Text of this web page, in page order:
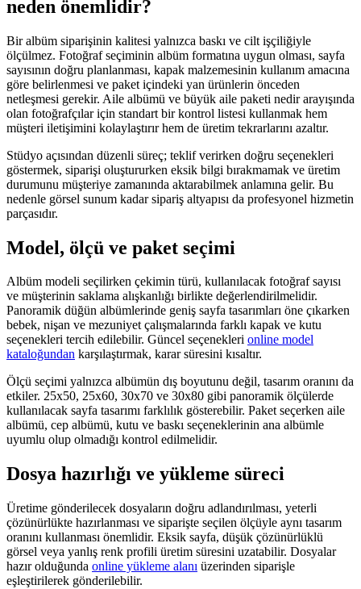
neden önemlidir?
Bir albüm siparişinin kalitesi yalnızca baskı ve cilt işçiliğiyle
ölçülmez. Fotoğraf seçiminin albüm formatına uygun olması, sayfa
sayısının doğru planlanması, kapak malzemesinin kullanım amacına
göre belirlenmesi ve paket içindeki yan ürünlerin önceden
netleşmesi gerekir. Aile albümü ve büyük aile paketi nedir arayışında
olan fotoğrafçılar için standart bir kontrol listesi kullanmak hem
müşteri iletişimini kolaylaştırır hem de üretim tekrarlarını azaltır.
Stüdyo açısından düzenli süreç; teklif verirken doğru seçenekleri
göstermek, siparişi oluştururken eksik bilgi bırakmamak ve üretim
durumunu müşteriye zamanında aktarabilmek anlamına gelir. Bu
nedenle görsel sunum kadar sipariş altyapısı da profesyonel hizmetin
parçasıdır.
Model, ölçü ve paket seçimi
Albüm modeli seçilirken çekimin türü, kullanılacak fotoğraf sayısı
ve müşterinin saklama alışkanlığı birlikte değerlendirilmelidir.
Panoramik düğün albümlerinde geniş sayfa tasarımları öne çıkarken
bebek, nişan ve mezuniyet çalışmalarında farklı kapak ve kutu
seçenekleri tercih edilebilir. Güncel seçenekleri online model
kataloğundan karşılaştırmak, karar süresini kısaltır.
Ölçü seçimi yalnızca albümün dış boyutunu değil, tasarım oranını da
etkiler. 25x50, 25x60, 30x70 ve 30x80 gibi panoramik ölçülerde
kullanılacak sayfa tasarımı farklılık gösterebilir. Paket seçerken aile
albümü, cep albümü, kutu ve baskı seçeneklerinin ana albümle
uyumlu olup olmadığı kontrol edilmelidir.
Dosya hazırlığı ve yükleme süreci
Üretime gönderilecek dosyaların doğru adlandırılması, yeterli
çözünürlükte hazırlanması ve siparişte seçilen ölçüyle aynı tasarım
oranını kullanması önemlidir. Eksik sayfa, düşük çözünürlüklü
görsel veya yanlış renk profili üretim süresini uzatabilir. Dosyalar
hazır olduğunda online yükleme alanı üzerinden siparişle
eşleştirilerek gönderilebilir.